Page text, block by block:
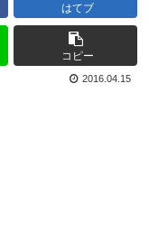
はてブ
コピー
2016.04.15